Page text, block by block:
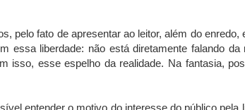
pelo fato de apresentar ao leitor, além do
essa liberdade: não está diretamente falando
esse espelho da realidade. Na fantasia,